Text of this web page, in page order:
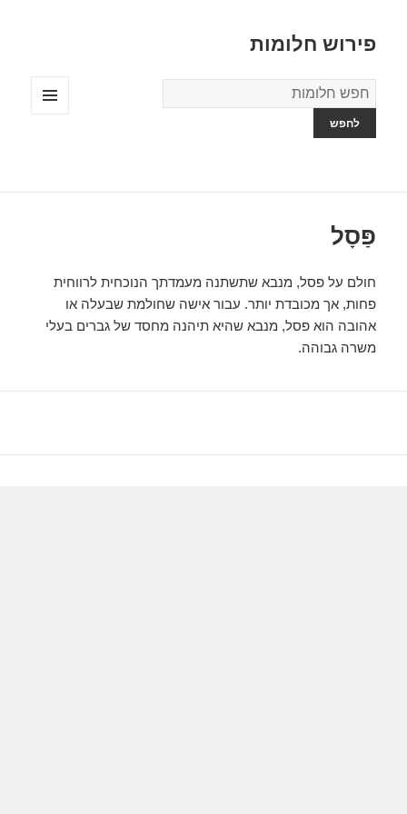
פירוש חלומות
מילון
החלומות
פַּסָל
חולם על פסל, מנבא שתשתנה מעמדתך הנוכחית לרווחית
פחות, אך מכובדת יותר. עבור אישה שחולמת שבעלה או
אהובה הוא פסל, מנבא שהיא תיהנה מחסד של גברים בעלי
משרה גבוהה.